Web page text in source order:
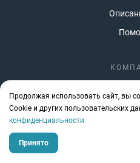
ИТ-
Продолжая использовать сайт, вы
Сookie и других пользовательских
конфиденциальности
Принято